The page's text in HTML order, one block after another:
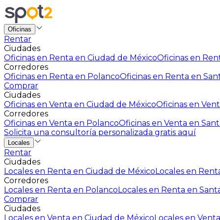
Oficinas
Rentar
Ciudades
Oficinas en Renta en Ciudad de MéxicoOficinas en
Corredores
Oficinas en Renta en PolancoOficinas en Renta en
Comprar
Ciudades
Oficinas en Venta en Ciudad de MéxicoOficinas en
Corredores
Oficinas en Venta en PolancoOficinas en Venta en
Solicita una consultoría personalizada gratis aquí
Locales
Rentar
Ciudades
Locales en Renta en Ciudad de MéxicoLocales en
Corredores
Locales en Renta en PolancoLocales en Renta en
Comprar
Ciudades
Locales en Venta en Ciudad de MéxicoLocales en